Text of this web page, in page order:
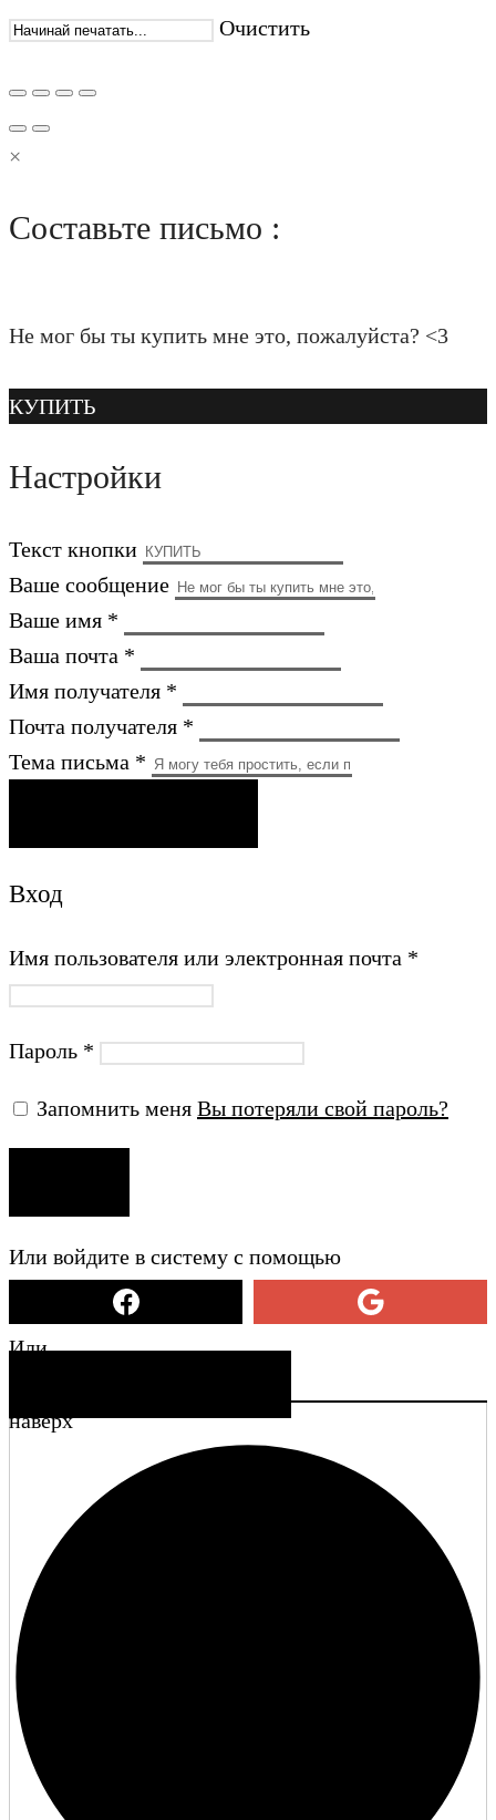
Очистить
×
Составьте письмо :
Не мог бы ты купить мне это, пожалуйста? <3
КУПИТЬ
Настройки
Текст кнопки
Ваше сообщение
Ваше имя *
Ваша почта *
Имя получателя *
Почта получателя *
Тема письма *
Вход
Имя пользователя или электронная почта *
Пароль *
Запомнить меня Вы потеряли свой пароль?
Или войдите в систему с помощью
Или
наверх